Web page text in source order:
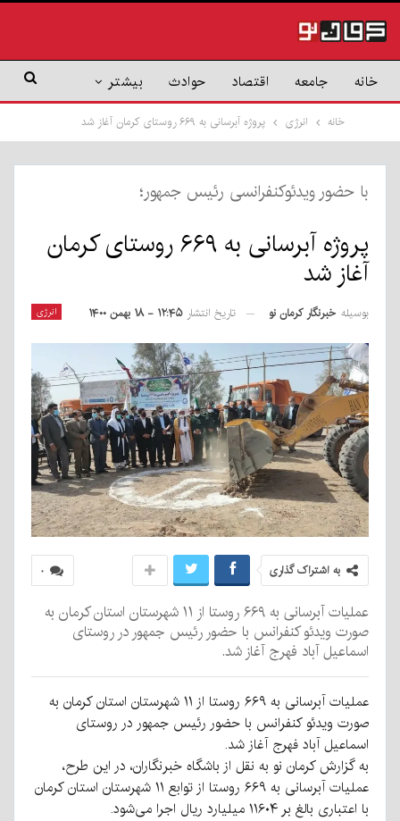
خانه جامعه اقتصاد حوادث بیشتر
خانه انرژی پروژه آبرسانی به ۶۶۹ روستای کرمان آغاز شد
با حضور ویدئوکنفرانسی رئیس جمهور؛
پروژه آبرسانی به ۶۶۹ روستای کرمان
آغاز شد
انرژی بوسیله خبرنگار کرمان نو تاریخ انتشار ۱۲:۴۵ - ۱۸ بهمن ۱۴۰۰
۰ به اشتراک گذاری
عملیات آبرسانی به ۶۶۹ روستا از ۱۱ شهرستان استان کرمان به
صورت ویدئو کنفرانس با حضور رئیس جمهور در روستای
اسماعیل آباد فهرج آغاز شد.
عملیات آبرسانی به ۶۶۹ روستا از ۱۱ شهرستان استان کرمان به
صورت ویدئو کنفرانس با حضور رئیس جمهور در روستای
اسماعیل آباد فهرج آغاز شد.
به گزارش کرمان نو به نقل از باشگاه خبرنگاران، در این طرح،
عملیات آبرسانی به ۶۶۹ روستا از توابع ۱۱ شهرستان استان کرمان
با اعتباری بالغ بر ۱۱۶۰۴ میلیارد ریال اجرا می‌شود.